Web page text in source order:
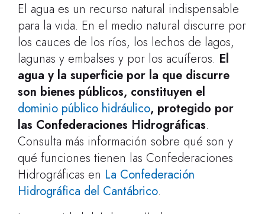
El agua es un recurso natural indispensable
para la vida. En el medio natural discurre por
los cauces de los ríos, los lechos de lagos,
lagunas y embalses y por los acuíferos. El
agua y la superficie por la que discurre
son bienes públicos, constituyen el
dominio público hidráulico, protegido por
las Confederaciones Hidrográficas.
Consulta más información sobre qué son y
qué funciones tienen las Confederaciones
Hidrográficas en La Confederación
Hidrográfica del Cantábrico.